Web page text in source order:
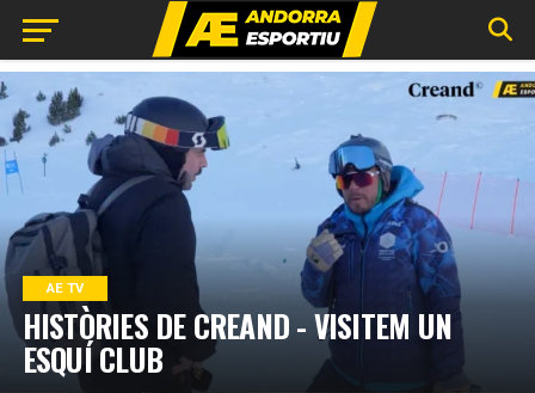
AE TV
HISTÒRIES DE CREAND - VISITEM UN
ESQUÍ CLUB